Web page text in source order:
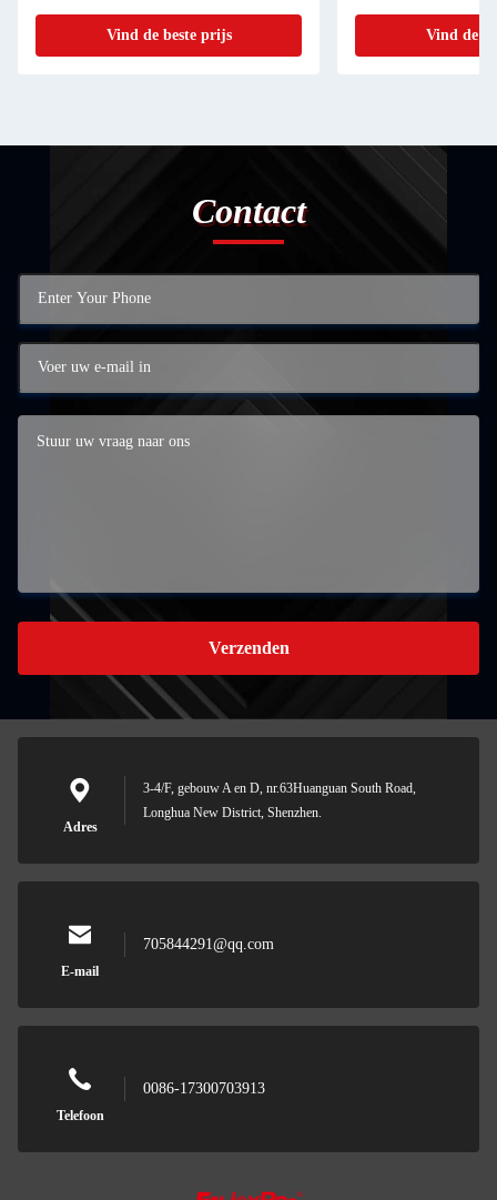
Vind de beste prijs Vind de
Contact
Verzenden
Adres
3-4/F, gebouw A en D, nr.63Huanguan South Road,
Longhua New District, Shenzhen.
E-mail
705844291@qq.com
Telefoon
0086-17300703913